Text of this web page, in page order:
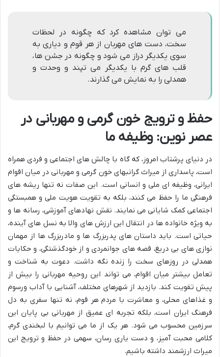
می توان مشاهده کرد که چگونه در لحظات
سخت، دست های مهربان از هر قوم و دیاری به
سوی یکدیگر دراز می شود و چگونه در جشن ها،
قلب های گرم با یکدیگر می تپند و وحدت و
همدلی را به نمایش می گذارند.
حفظ و ترویج خون گرمی و مهربانی در
عصر نوین: وظیفه ما
در دنیای پرشتاب امروز، که گاه با چالش های اجتماعی و فردی همراه
است، پاسداری از میراث گرانبهای خون گرمی و مهربانی در میان اقوام
ایرانی، وظیفه ای ملی و انسانی است. این صفات نه تنها ریشه های
فرهنگی ما را حفظ می کنند، بلکه به تقویت هویت ملی و همبستگی
اجتماعی کمک شایانی می نمایند. نقش نهادهای آموزشی، رسانه ها و
به ویژه خانواده ها در انتقال این ارزش های والا به نسل های آینده،
حیاتی است. باید داستان های پدربزرگ ها و مادربزرگ ها از مهمان
نوازی های بی دریغ، قصه های جوانمردی و از خودگذشتگی، و حکایات
همدلی در روزهای سخت را زنده نگه داشت. دعوت به شناخت و
تعامل بیشتر میان اقوام، می تواند این روحیه مهربانی را بیش از
پیش تقویت کند. بازدید از شهرهای مختلف، آشنایی با آداب ورسوم
و غذاهای محلی، و معاشرت با مردم هر قوم، نه تنها سفری به دل
فرهنگ ایران است، بلکه تجربه ای عمیق از مهربانی بی پایان این
سرزمین محسوب می شود. هر یک از ما می توانیم با لبخندی گرم،
کلامی محبت آمیز، و دست یاری رسان، سهمی در حفظ و ترویج این
میراث ارزشمند داشته باشیم.